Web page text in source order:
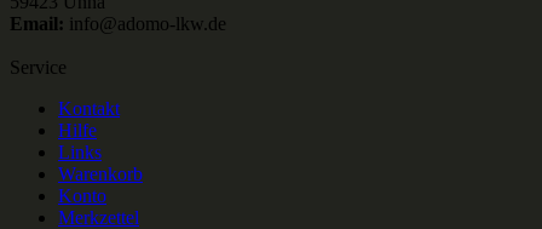
Email: info@adomo-lkw.de
Service
Kontakt
Hilfe
Links
Warenkorb
Konto
Merkzettel